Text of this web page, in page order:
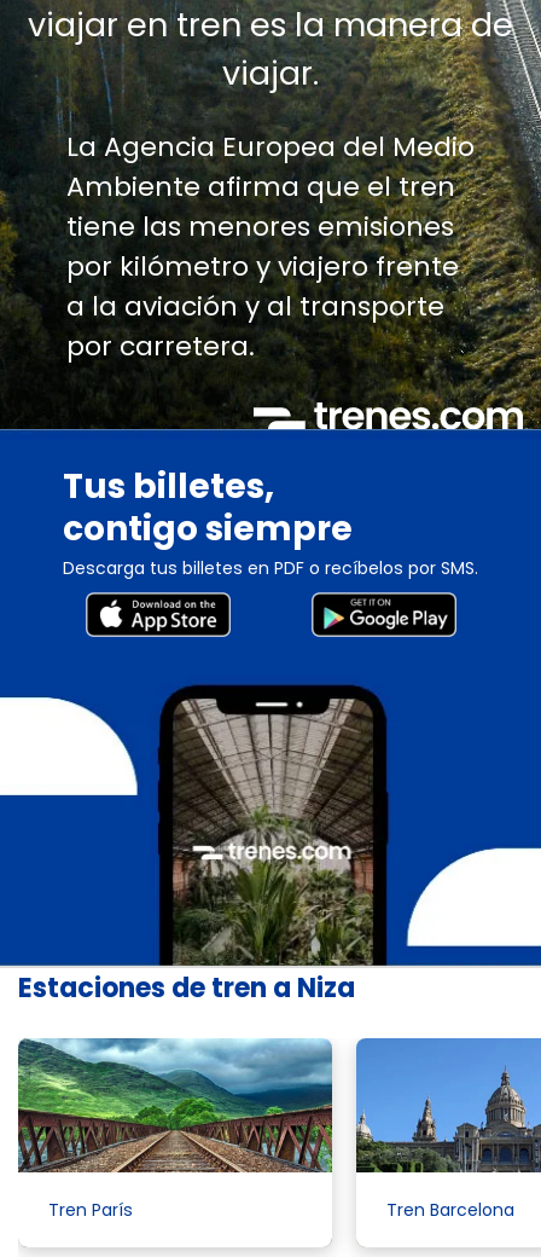
viajar en tren es la manera de
viajar.
La Agencia Europea del Medio
Ambiente afirma que el tren
tiene las menores emisiones
por kilómetro y viajero frente
a la aviación y al transporte
por carretera.
Tus billetes,
contigo siempre
Descarga tus billetes en PDF o recíbelos por SMS.
Estaciones de tren a Niza
Tren París Tren Barcelona